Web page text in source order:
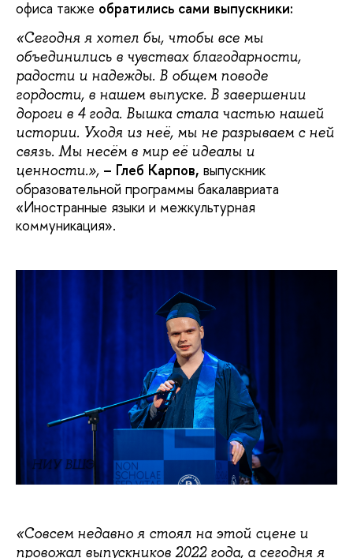
офиса также обратились сами выпускники:
«Сегодня я хотел бы, чтобы все мы
объединились в чувствах благодарности,
радости и надежды. В общем поводе
гордости, в нашем выпуске. В завершении
дороги в 4 года. Вышка стала частью нашей
истории. Уходя из неё, мы не разрываем с ней
связь. Мы несём в мир её идеалы и
ценности.», – Глеб Карпов, выпускник
образовательной программы бакалавриата
«Иностранные языки и межкультурная
коммуникация».
НИУ ВШЭ
«Совсем недавно я стоял на этой сцене и
провожал выпускников 2022 года, а сегодня я